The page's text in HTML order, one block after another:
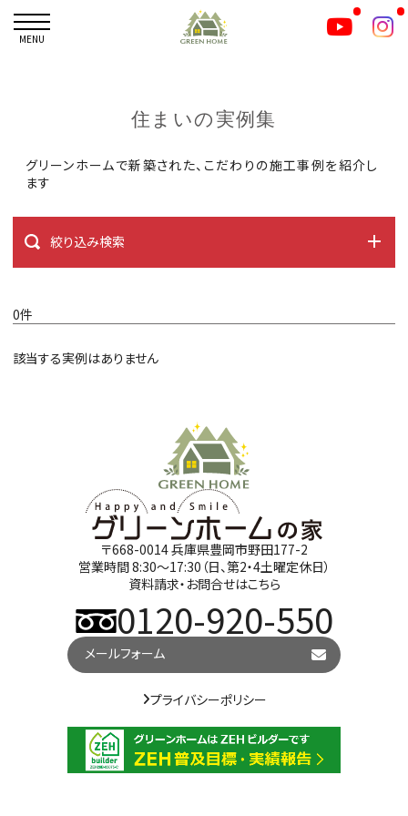
MENU
住まいの実例集
グリーンホームで新築された、こだわりの施工事例を紹介し
ます
絞り込み検索
0件
該当する実例はありません
〒668-0014 兵庫県豊岡市野田177-2
営業時間 8:30～17:30（日、第2・4土曜定休日）
資料請求・お問合せはこちら
0120-920-550
メールフォーム
プライバシーポリシー